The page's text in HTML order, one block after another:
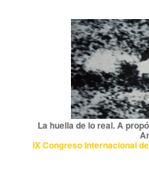
La huella de lo real. A
IX Congreso Internacional